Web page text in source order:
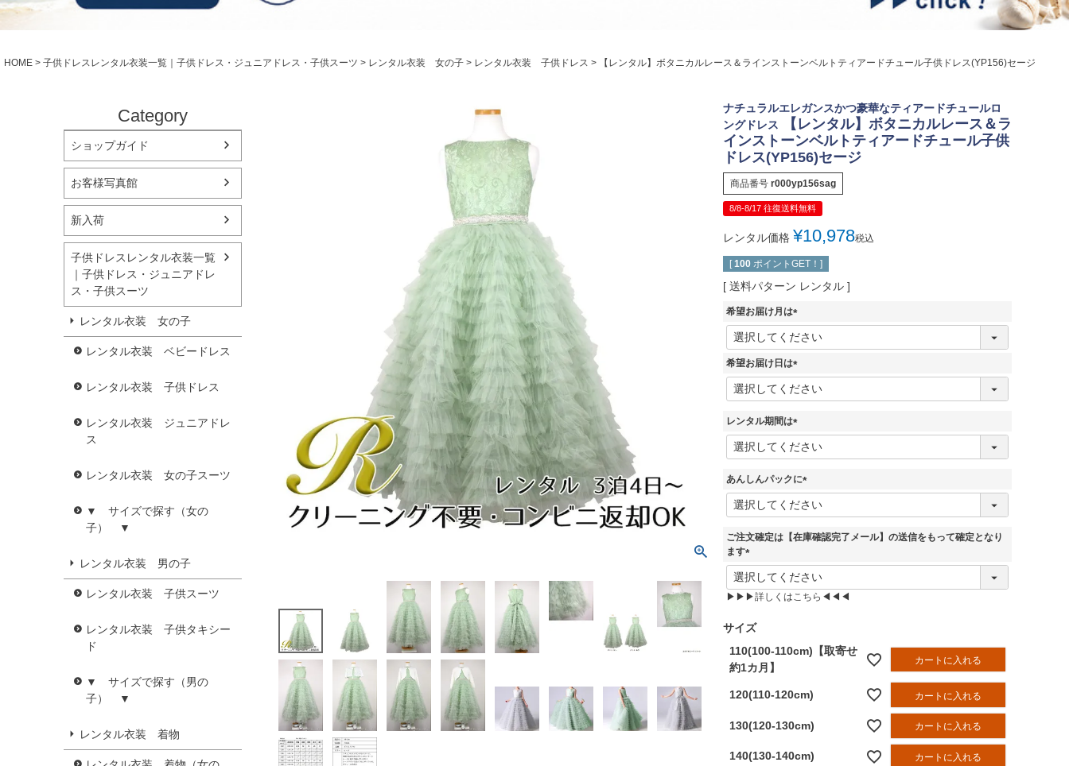
シューズ 小物・アクセ
アウター レディース
音楽雑貨
Recital & Concours
舞台で輝くステージ衣装
Wedding Graduation & Entrance Shichi-Go-San
3歳・5歳・7歳の晴れの日
Atelier
実店舗 つくば店
Tsukuba Boutique
〒 茨城県土浦市大町14-16-1F
10:00–18:00（完全予約制）
月曜日
店舗を予約する →
特典
スタジオを予約 →
HOME 子供ドレスレンタル衣装一覧｜子供ドレス・ジュニアドレス・子供スーツ レンタル衣装 女の子 レンタル衣装 子供ドレス 【レンタル】ボタニカルレース＆ラインストーンベルトティアードチュール子供ドレス(YP156)セージ
Category
ショップガイド
お客様写真館
新入荷
子供ドレスレンタル衣装一覧
｜子供ドレス・ジュニアドレ
ス・子供スーツ
レンタル衣装 女の子
レンタル衣装 ベビードレス
レンタル衣装 子供ドレス
レンタル衣装 ジュニアドレ
ス
レンタル衣装 女の子スーツ
▼ サイズで探す（女の
子） ▼
レンタル衣装 男の子
レンタル衣装 子供スーツ
レンタル衣装 子供タキシー
ド
▼ サイズで探す（男の
子） ▼
レンタル衣装 着物
ナチュラルエレガンスかつ豪華なティアードチュールロ
ングドレス
【レンタル】ボタニカルレース＆ラ
インストーンベルトティアードチュール子供
ドレス(YP156)セージ
商品番号 r000yp156sag
8/8-8/17 往復送料無料
レンタル価格 ¥10,978税込
[ 100 ポイントGET！]
送料パターン レンタル
希望お届け月は
(
必
希望お届け日は
(
必
)
レンタル期間は
(
必
)
あんしんパックに
(
必
)
ご注文確定は【在庫確認完了メール】の送信をもって確定となり
ます
(
必
須
▶▶▶詳しくはこちら◀◀◀
サイズ
110(100-110cm)【取寄せ
約1カ月】
カートに入れる
120(110-120cm) カートに入れる
130(120-130cm) カートに入れる
140(130-140cm) カートに入れる